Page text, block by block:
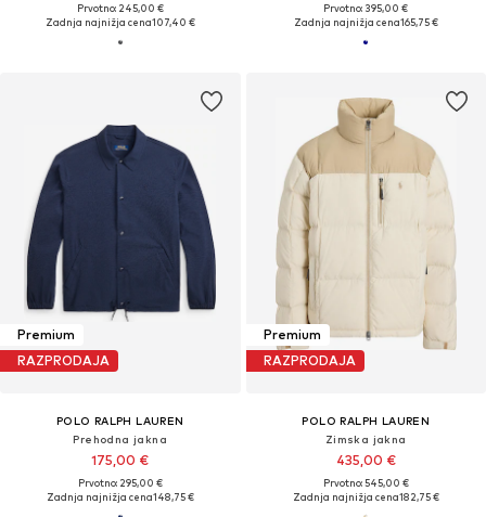
Prvotno: 245,00 €
Zadnja najnižja cena107,40 €
Prvotno: 395,00 €
Zadnja najnižja cena165,75 €
Premium
RAZPRODAJA
POLO RALPH LAUREN
Prehodna jakna
175,00 €
Prvotno: 295,00 €
Zadnja najnižja cena148,75 €
Premium
RAZPRODAJA
POLO RALPH LAUREN
Zimska jakna
435,00 €
Prvotno: 545,00 €
Zadnja najnižja cena182,75 €